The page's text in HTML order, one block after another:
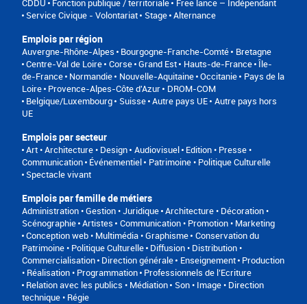
CDDU
Fonction publique / territoriale
Free lance – Indépendant
Service Civique - Volontariat
Stage Alternance
Emplois par région
Auvergne-Rhône-Alpes Bourgogne-Franche-Comté
Bretagne
Centre-Val de Loire Corse Grand Est Hauts-de-France Île-
de-France Normandie Nouvelle-Aquitaine Occitanie
Pays de la
Loire Provence-Alpes-Côte d'Azur
DROM-COM
Belgique/Luxembourg
Suisse Autre pays UE Autre pays hors
UE
Emplois par secteur
Art • Architecture • Design Audiovisuel Edition • Presse •
Communication Événementiel
Patrimoine • Politique Culturelle
Spectacle vivant
Emplois par famille de métiers
Administration • Gestion • Juridique Architecture • Décoration •
Scénographie Artistes
Communication • Promotion • Marketing
Conception web • Multimédia • Graphisme Conservation du
Patrimoine • Politique Culturelle Diffusion • Distribution •
Commercialisation Direction générale Enseignement Production
• Réalisation • Programmation Professionnels de l’Ecriture
Relation avec les publics • Médiation
Son • Image • Direction
technique • Régie